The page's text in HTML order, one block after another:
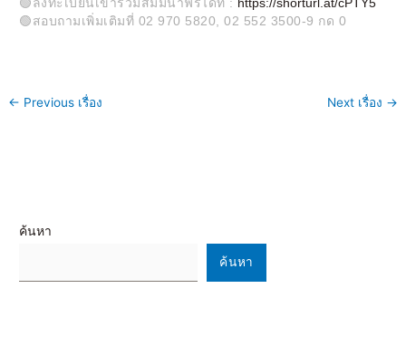
🟢สอบถามเพิ่มเติมที่ 02 970 5820, 02 552 3500-9 กด 0
← Previous เรื่อง Next เรื่อง →
ค้นหา
ค้นหา